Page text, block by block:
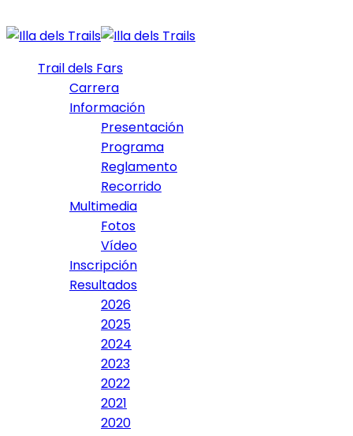
Trail dels Fars
Carrera
Información
Presentación
Programa
Reglamento
Recorrido
Multimedia
Fotos
Vídeo
Inscripción
Resultados
2026
2025
2024
2023
2022
2021
2020